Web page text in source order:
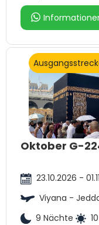
Oktober G-
23.10.2026 -
Viyana -
9 Nächte